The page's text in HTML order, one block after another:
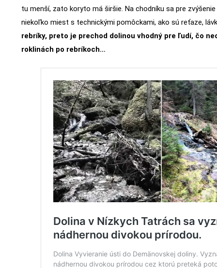
tu menší, zato koryto má širšie. Na chodníku sa pre
niekoľko miest s technickými pomôckami, ako sú reťaze,
rebríky, preto je prechod dolinou vhodný pre ľudí, čo
roklinách po rebríkoch…